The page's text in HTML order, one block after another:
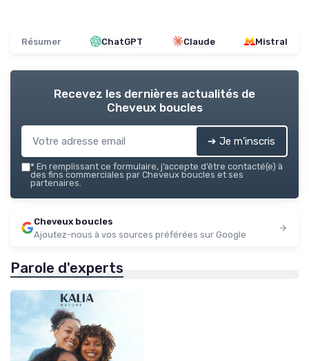
Résumer ChatGPT Claude Mistral
Recevez les dernières actualités de
Cheveux boucles
➔ Je m'inscris
* En remplissant ce formulaire, j’accepte d’être contacté(e) à
des fins commerciales par Cheveux boucles et ses
partenaires.
Cheveux boucles
Ajoutez-nous à vos sources préférées sur Google
Parole d'experts